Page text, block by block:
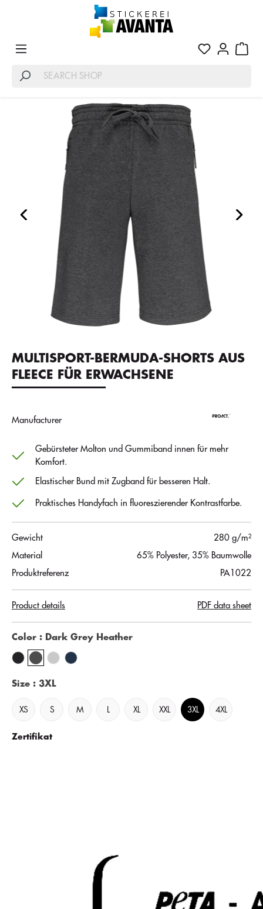
MULTISPORT-BERMUDA-SHORTS AUS
FLEECE FÜR ERWACHSENE
Manufacturer
Gebürsteter Molton und Gummiband innen für mehr
Komfort.
Elastischer Bund mit Zugband für besseren Halt.
Praktisches Handyfach in fluoreszierender Kontrastfarbe.
Gewicht
280 g/m²
Material
65% Polyester, 35% Baumwolle
Produktreferenz
PA1022
Product details PDF data sheet
Color : Dark Grey Heather
Size : 3XL
XS S M XL XXL 3XL 4XL
Zertifikat